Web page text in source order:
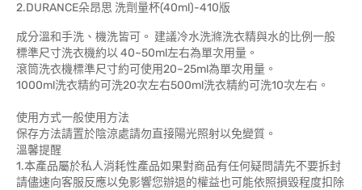
2.DURANCE朵昂思 洗劑量杯(40ml)-410版
成分溫和手洗、機洗皆可。 建議冷水洗滌洗衣精與水的比例一般
標準尺寸洗衣機約以 40~50ml左右為單次用量。
滾筒洗衣機標準尺寸約可使用20~25ml為單次用量。
1000ml洗衣精約可洗20次左右500ml洗衣精約可洗10次左右。
使用方式一般使用方法
保存方法請置於陰涼處請勿直接陽光照射以免變質。
溫馨提醒
1.本產品屬於私人消耗性產品如果對商品有任何疑問請先不要拆封
請儘速向客服反應以免影響您辦退的權益也可能依照損毀程度扣除